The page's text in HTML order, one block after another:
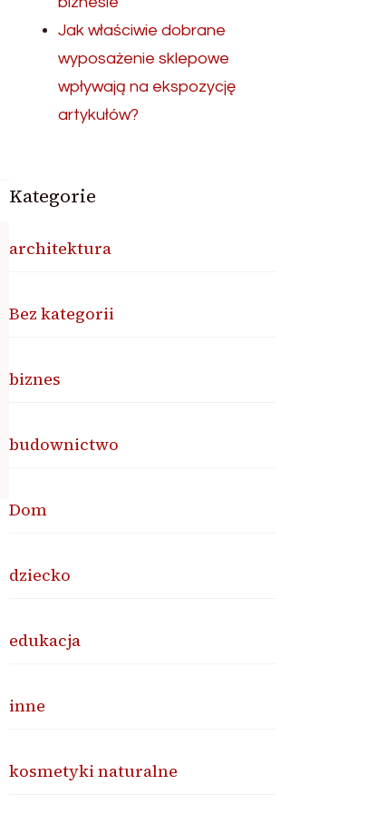
Jak właściwie dobrane
wyposażenie sklepowe
wpływają na ekspozycję
artykułów?
Kategorie
architektura
Bez kategorii
biznes
budownictwo
Dom
dziecko
edukacja
inne
kosmetyki naturalne